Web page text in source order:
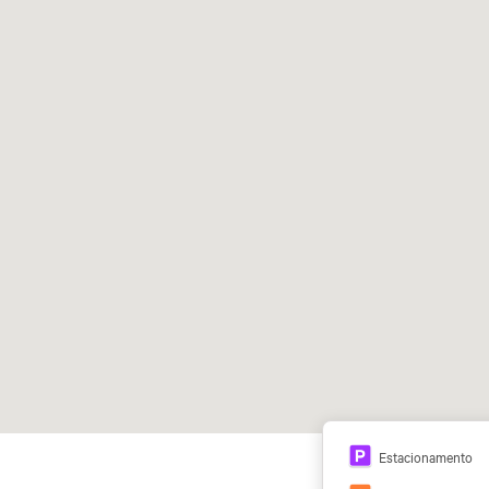
Estacionamento